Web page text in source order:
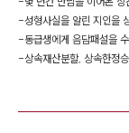
-성형사실을 알린 지인을
-동급생에게 음담패설을
-상속재산분할, 상속한정